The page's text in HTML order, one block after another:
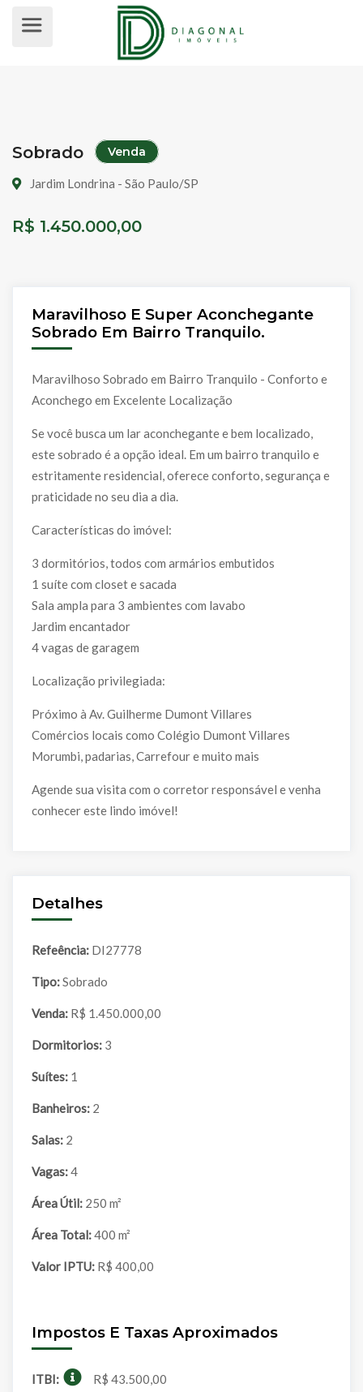
Sobrado Venda
Jardim Londrina - São Paulo/SP
R$ 1.450.000,00
Maravilhoso E Super Aconchegante
Sobrado Em Bairro Tranquilo.
Maravilhoso Sobrado em Bairro Tranquilo - Conforto e
Aconchego em Excelente Localização
Se você busca um lar aconchegante e bem localizado,
este sobrado é a opção ideal. Em um bairro tranquilo e
estritamente residencial, oferece conforto, segurança e
praticidade no seu dia a dia.
Características do imóvel:
3 dormitórios, todos com armários embutidos
1 suíte com closet e sacada
Sala ampla para 3 ambientes com lavabo
Jardim encantador
4 vagas de garagem
Localização privilegiada:
Próximo à Av. Guilherme Dumont Villares
Comércios locais como Colégio Dumont Villares
Morumbi, padarias, Carrefour e muito mais
Agende sua visita com o corretor responsável e venha
conhecer este lindo imóvel!
Detalhes
Refeência: DI27778
Tipo: Sobrado
Venda: R$ 1.450.000,00
Dormitorios: 3
Suítes: 1
Banheiros: 2
Salas: 2
Vagas: 4
Área Útil: 250 m²
Área Total: 400 m²
Valor IPTU: R$ 400,00
Impostos E Taxas Aproximados
ITBI: R$ 43.500,00